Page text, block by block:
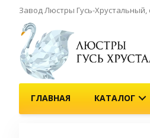
Завод Люстры Гусь-
ГЛАВНАЯ КАТАЛОГ